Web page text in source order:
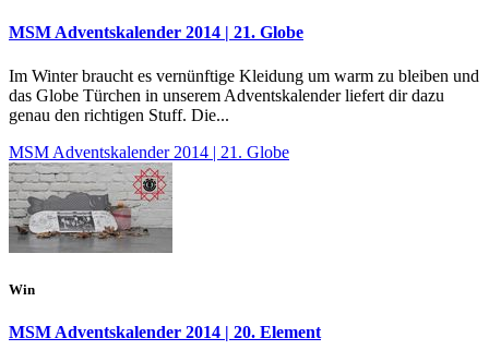
MSM Adventskalender 2014 | 21. Globe
Im Winter braucht es vernünftige Kleidung um warm zu bleiben und
das Globe Türchen in unserem Adventskalender liefert dir dazu
genau den richtigen Stuff. Die...
MSM Adventskalender 2014 | 21. Globe
Win
MSM Adventskalender 2014 | 20. Element